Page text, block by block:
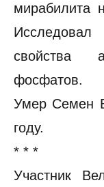
мирабилита
свойства
фосфатов.
Умер Семен
году.
* * *
Участник